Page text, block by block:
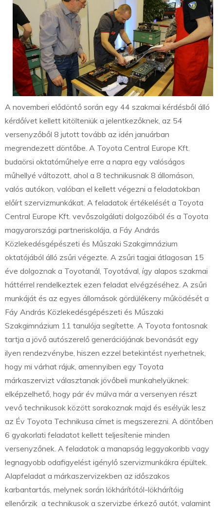
A novemberi elődöntő során egy 44 szakmai kérdésből álló
kérdőívet kellett kitölteniük a jelentkezőknek, az 54
versenyzőből 8 jutott tovább az idén januárban
megrendezett döntőbe. A Toyota Central Europe Kft.
budaörsi oktatóműhelye erre a napra egy valóságos
műhellyé változott, ahol a 8 technikusnak 8 állomáson,
valós autókon, valóban el kellett végezni a feladatokban
előírt szervizmunkákat. A feladatok értékelését a Toyota
Central Europe Kft. vevőszolgálati dolgozóiból és a Toyota
magyarországi partneriskolája, a Fáy András
Közlekedésgépészeti és Műszaki Szakgimnázium
oktatójából álló zsűri végezte. A zsűri tagjai átlagosan 15
éve dolgoznak a Toyotanál, Toyotával, így alapos szakmai
háttérrel rendelkeztek ezen feladat elvégzéséhez. A zsűri
munkáját és az egyes állomások gördülékeny működését a
Fáy András Közlekedésgépészeti és Műszaki
Szakgimnázium 11 tanulója segítette. A Toyota fontosnak
tartja a jövő autószerelő generációjának bevonását egy
ilyen rendezvénybe, hiszen ezzel betekintést nyerhetnek,
hogy mi várhat rájuk, amennyiben egy Toyota
márkaszervizt választanak jövőbeli munkahelyüknek:
elképzelhető, hogy pár év múlva már a versenyen részt
vevő technikusok között sorakoznak majd és esélyük lesz
az Év Toyota Technikusa címet is megszerezni. A döntőben
6 gyakorlati feladatot kellett teljesítenie minden
versenyzőnek. A feladatok a manapság leggyakoribb vagy
legnagyobb odafigyelést igénylő szervizmunkákra épültek.
Alapfeladat a márkaszervizekben az időszakos
karbantartás, melynek során lökhárítótól-lökhárítóig
ellenőrzik a technikusok a szervizbe érkező autót, valamint